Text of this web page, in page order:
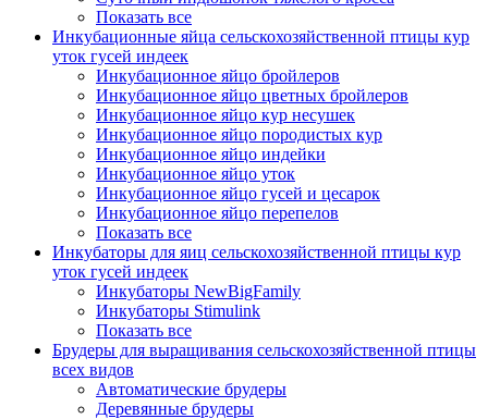
Показать все
Инкубационные яйца сельскохозяйственной птицы кур
уток гусей индеек
Инкубационное яйцо бройлеров
Инкубационное яйцо цветных бройлеров
Инкубационное яйцо кур несушек
Инкубационное яйцо породистых кур
Инкубационное яйцо индейки
Инкубационное яйцо уток
Инкубационное яйцо гусей и цесарок
Инкубационное яйцо перепелов
Показать все
Инкубаторы для яиц сельскохозяйственной птицы кур
уток гусей индеек
Инкубаторы NewBigFamily
Инкубаторы Stimulink
Показать все
Брудеры для выращивания сельскохозяйственной птицы
всех видов
Автоматические брудеры
Деревянные брудеры